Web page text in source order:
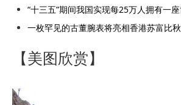
“十三五”期间我国实现每25万人拥有一
一枚罕见的古董腕表将亮相香港苏富比
【美图欣赏】